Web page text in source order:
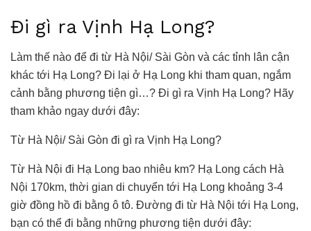
Đi gì ra Vịnh Hạ Long?
Làm thế nào để đi từ Hà Nội/ Sài Gòn và các tỉnh lân cận
khác tới Hạ Long? Đi lại ở Hạ Long khi tham quan, ngắm
cảnh bằng phương tiện gì…? Đi gì ra Vịnh Hạ Long? Hãy
tham khảo ngay dưới đây:
Từ Hà Nội/ Sài Gòn đi gì ra Vịnh Hạ Long?
Từ Hà Nội đi Hạ Long bao nhiêu km? Hạ Long cách Hà
Nội 170km, thời gian di chuyển tới Hạ Long khoảng 3-4
giờ đồng hồ đi bằng ô tô. Đường đi từ Hà Nội tới Hạ Long,
bạn có thể đi bằng những phương tiện dưới đây: